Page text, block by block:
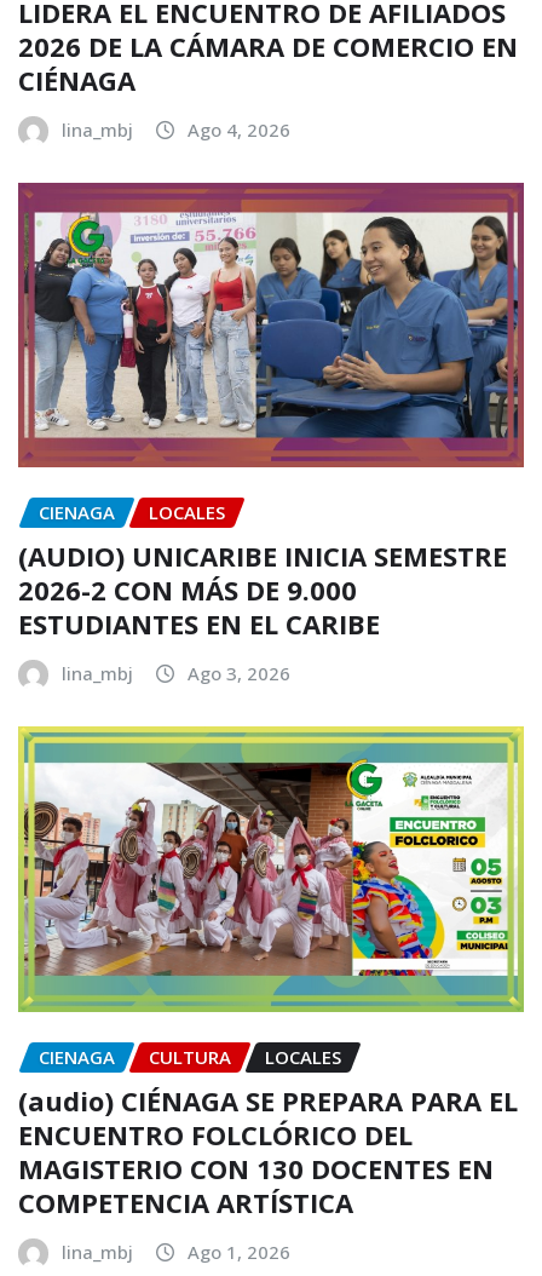
LIDERA EL ENCUENTRO DE AFILIADOS
2026 DE LA CÁMARA DE COMERCIO EN
CIÉNAGA
lina_mbj Ago 4, 2026
CIENAGA LOCALES
(AUDIO) UNICARIBE INICIA SEMESTRE
2026-2 CON MÁS DE 9.000
ESTUDIANTES EN EL CARIBE
lina_mbj Ago 3, 2026
CIENAGA CULTURA LOCALES
(audio) CIÉNAGA SE PREPARA PARA EL
ENCUENTRO FOLCLÓRICO DEL
MAGISTERIO CON 130 DOCENTES EN
COMPETENCIA ARTÍSTICA
lina_mbj Ago 1, 2026